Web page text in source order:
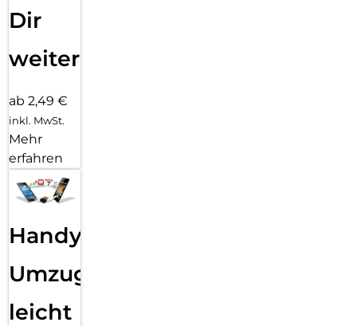
Dir
weiter
ab 2,49 €
inkl. MwSt.
Mehr
erfahren
Handy
Umzug
leicht